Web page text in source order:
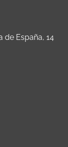
de España, 14